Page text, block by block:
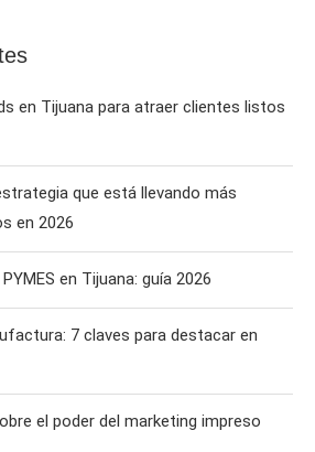
en Tijuana para atraer clientes listos
que está llevando más
en 2026
en Tijuana: guía 2026
7 claves para destacar en
el poder del marketing impreso